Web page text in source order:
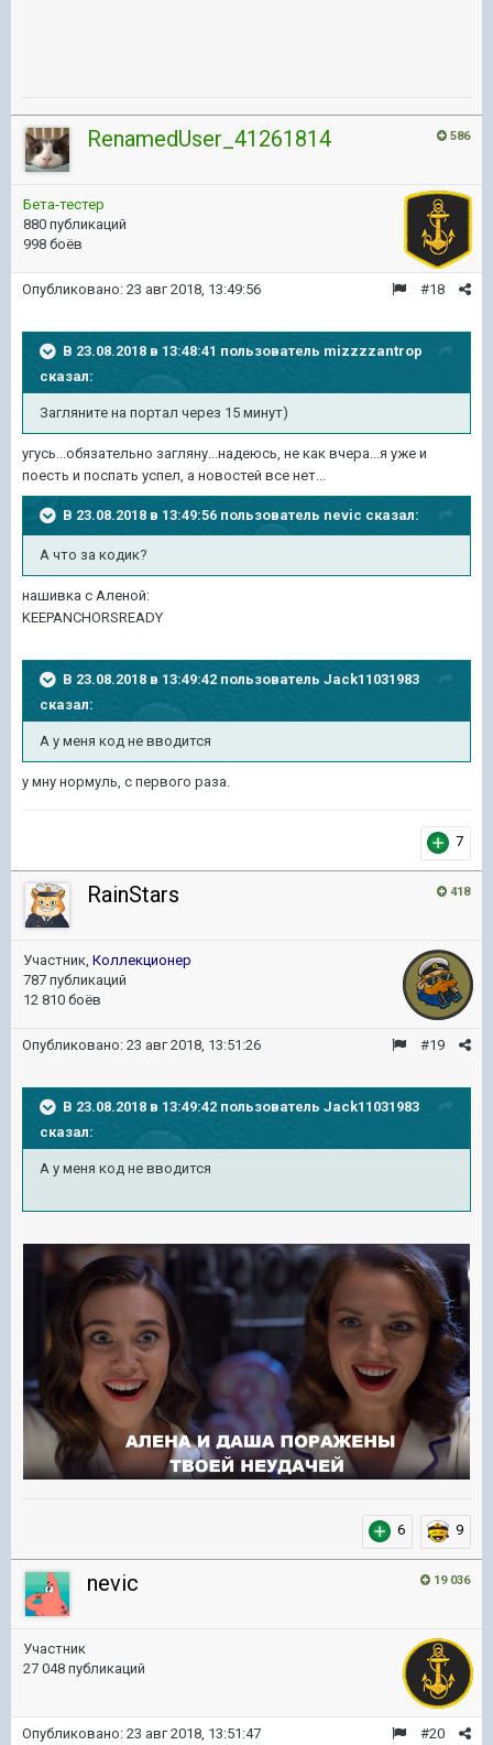
586
RenamedUser_41261814
Бета-тестер
880 публикаций
998 боёв
#18
Опубликовано: 23 авг 2018, 13:49:56
В 23.08.2018 в 13:48:41 пользователь mizzzzantrop
сказал:
Загляните на портал через 15 минут)
угусь...обязательно загляну...надеюсь, не как вчера...я уже и
поесть и поспать успел, а новостей все нет...
В 23.08.2018 в 13:49:56 пользователь nevic сказал:
А что за кодик?
нашивка с Аленой:
KEEPANCHORSREADY
В 23.08.2018 в 13:49:42 пользователь Jack11031983
сказал:
А у меня код не вводится
у мну нормуль, с первого раза.
7
418
RainStars
Участник, Коллекционер
787 публикаций
12 810 боёв
#19
Опубликовано: 23 авг 2018, 13:51:26
В 23.08.2018 в 13:49:42 пользователь Jack11031983
сказал:
А у меня код не вводится
6 9
19 036
nevic
Участник
27 048 публикаций
#20
Опубликовано: 23 авг 2018, 13:51:47